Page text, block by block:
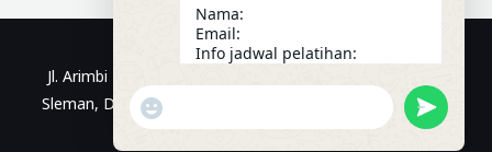
Jl. Arimbi No.1, Kragilan, Sinduadi, Kec. Mlati, Kabupaten
Sleman, Daerah Istimewa Yogyakarta | WhatsApp: 0812-
3299-9470
Nama:
Email:
Info jadwal pelatihan:
"+CHATY_SETTINGS.LANG.EMOJI_PICKER+"
WhatsApp Message